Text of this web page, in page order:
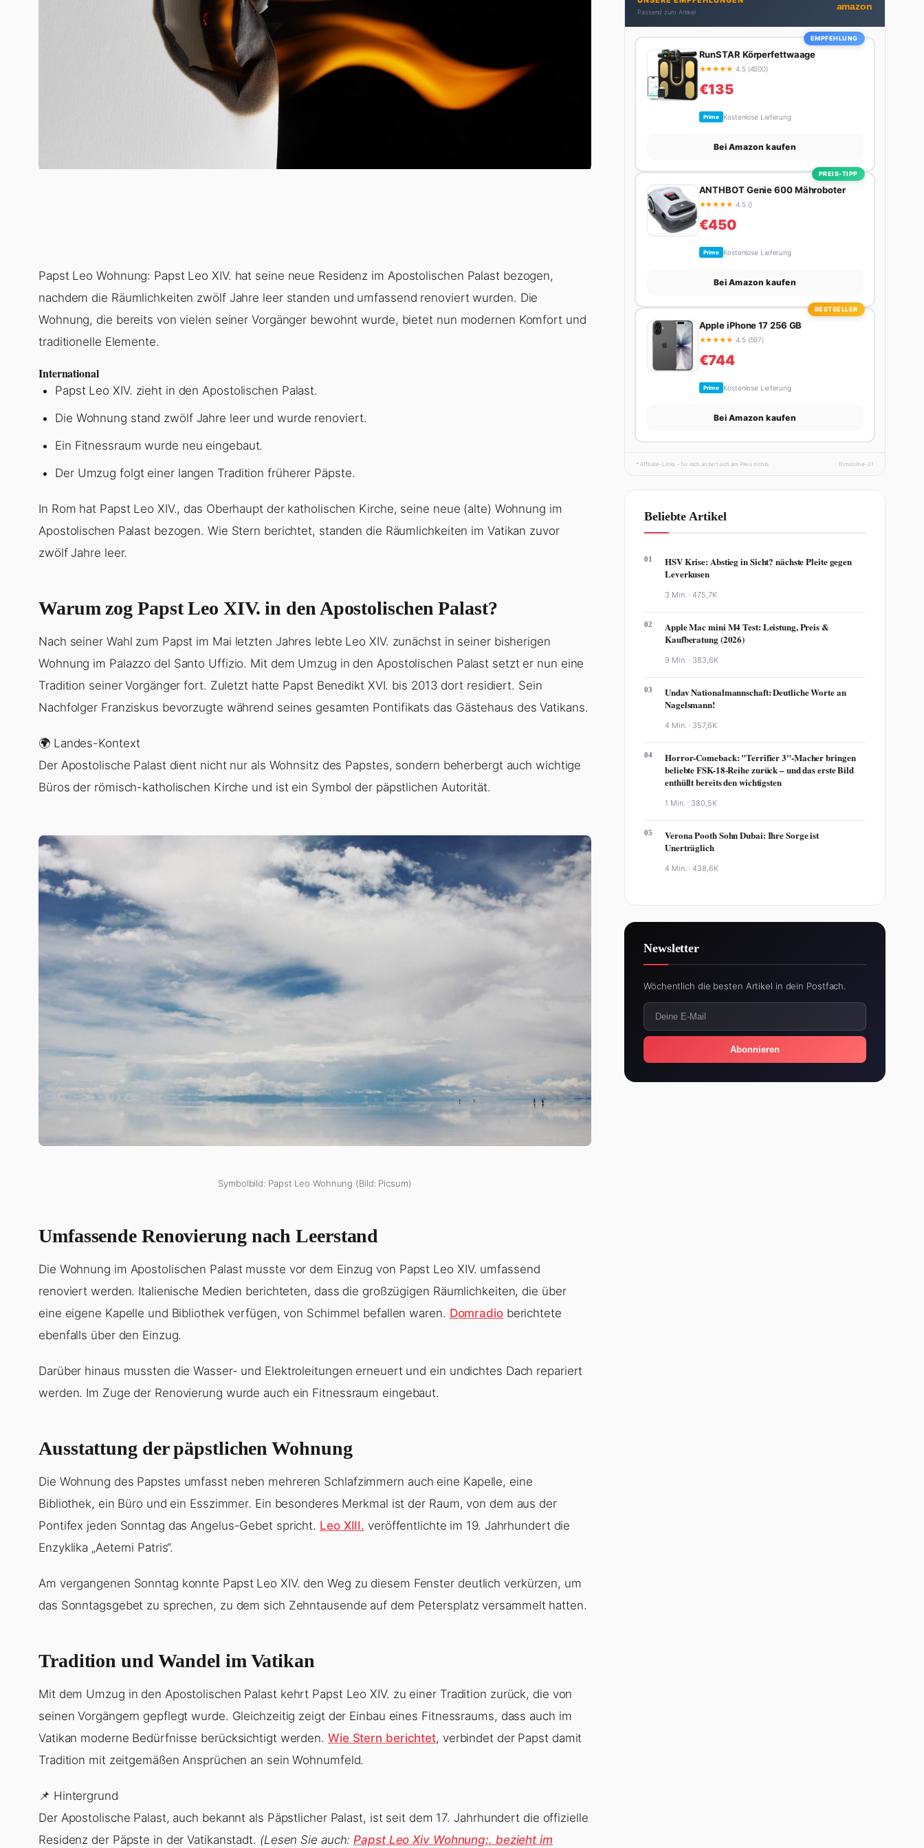
Papst Leo Wohnung: Papst Leo XIV. hat seine neue Residenz im Apostolischen Palast bezogen,
nachdem die Räumlichkeiten zwölf Jahre leer standen und umfassend renoviert wurden. Die
Wohnung, die bereits von vielen seiner Vorgänger bewohnt wurde, bietet nun modernen Komfort und
traditionelle Elemente.
International
Papst Leo XIV. zieht in den Apostolischen Palast.
Die Wohnung stand zwölf Jahre leer und wurde renoviert.
Ein Fitnessraum wurde neu eingebaut.
Der Umzug folgt einer langen Tradition früherer Päpste.
In Rom hat Papst Leo XIV., das Oberhaupt der katholischen Kirche, seine neue (alte) Wohnung im
Apostolischen Palast bezogen. Wie Stern berichtet, standen die Räumlichkeiten im Vatikan zuvor
zwölf Jahre leer.
Warum zog Papst Leo XIV. in den Apostolischen Palast?
Nach seiner Wahl zum Papst im Mai letzten Jahres lebte Leo XIV. zunächst in seiner bisherigen
Wohnung im Palazzo del Santo Uffizio. Mit dem Umzug in den Apostolischen Palast setzt er nun eine
Tradition seiner Vorgänger fort. Zuletzt hatte Papst Benedikt XVI. bis 2013 dort residiert. Sein
Nachfolger Franziskus bevorzugte während seines gesamten Pontifikats das Gästehaus des Vatikans.
🌍 Landes-Kontext
Der Apostolische Palast dient nicht nur als Wohnsitz des Papstes, sondern beherbergt auch wichtige
Büros der römisch-katholischen Kirche und ist ein Symbol der päpstlichen Autorität.
Symbolbild: Papst Leo Wohnung (Bild: Picsum)
Umfassende Renovierung nach Leerstand
Die Wohnung im Apostolischen Palast musste vor dem Einzug von Papst Leo XIV. umfassend
renoviert werden. Italienische Medien berichteten, dass die großzügigen Räumlichkeiten, die über
eine eigene Kapelle und Bibliothek verfügen, von Schimmel befallen waren. Domradioberichtete
ebenfalls über den Einzug.
Darüber hinaus mussten die Wasser- und Elektroleitungen erneuert und ein undichtes Dach repariert
werden. Im Zuge der Renovierung wurde auch ein Fitnessraum eingebaut.
Ausstattung der päpstlichen Wohnung
Die Wohnung des Papstes umfasst neben mehreren Schlafzimmern auch eine Kapelle, eine
Bibliothek, ein Büro und ein Esszimmer. Ein besonderes Merkmal ist der Raum, von dem aus der
Pontifex jeden Sonntag das Angelus-Gebet spricht. Leo XIII. veröffentlichte im 19. Jahrhundert die
Enzyklika „Aeterni Patris“.
Am vergangenen Sonntag konnte Papst Leo XIV. den Weg zu diesem Fenster deutlich verkürzen, um
das Sonntagsgebet zu sprechen, zu dem sich Zehntausende auf dem Petersplatz versammelt hatten.
Tradition und Wandel im Vatikan
Mit dem Umzug in den Apostolischen Palast kehrt Papst Leo XIV. zu einer Tradition zurück, die von
seinen Vorgängern gepflegt wurde. Gleichzeitig zeigt der Einbau eines Fitnessraums, dass auch im
Vatikan moderne Bedürfnisse berücksichtigt werden. Wie Stern berichtet, verbindet der Papst damit
Tradition mit zeitgemäßen Ansprüchen an sein Wohnumfeld.
📌 Hintergrund
Der Apostolische Palast, auch bekannt als Päpstlicher Palast, ist seit dem 17. Jahrhundert die offizielle
Residenz der Päpste in der Vatikanstadt. (Lesen Sie auch:Papst Leo Xiv Wohnung:. bezieht im
Trip – sei es ein Wochenende in den Bergen, eine
Motorradtour durch die Alpen oder der jährliche
Campingtrip mit den Jungs. Sein Credo: Das Leben
ist zu kurz für langweilige Wochenenden.
Passend zum Artikel
amazon
EMPFEHLUNG
RunSTAR Körperfettwaage
★★★★★ 4.5 (4500)
€135
Prime Kostenlose Lieferung
Bei Amazon kaufen
PREIS-TIPP
ANTHBOT Genie 600 Mähroboter
★★★★★ 4.5 ()
€450
Prime Kostenlose Lieferung
Bei Amazon kaufen
BESTSELLER
Apple iPhone 17 256 GB
★★★★★ 4.5 (597)
€744
Prime Kostenlose Lieferung
Bei Amazon kaufen
* Affiliate-Links – für dich ändert sich am Preis nichts. fhmonline-21
Beliebte Artikel
01
HSV Krise: Abstieg in Sicht? nächste Pleite gegen
Leverkusen
3 Min. ·475,7K
02
Apple Mac mini M4 Test: Leistung, Preis &
Kaufberatung (2026)
9 Min. · 383,6K
03
Undav Nationalmannschaft: Deutliche Worte an
Nagelsmann!
4 Min. · 357,6K
04
Horror-Comeback: "Terrifier 3"-Macher bringen
beliebte FSK-18-Reihe zurück – und das erste Bild
enthüllt bereits den wichtigsten
1 Min. · 380,5K
05
Verona Pooth Sohn Dubai: Ihre Sorge ist
Unerträglich
4 Min. ·438,6K
Newsletter
Wöchentlich die besten Artikel in dein Postfach.
Abonnieren